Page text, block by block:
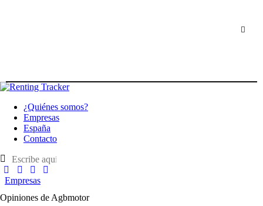
¿Quiénes somos?
Empresas
España
Contacto
Empresas
Opiniones de Agbmotor